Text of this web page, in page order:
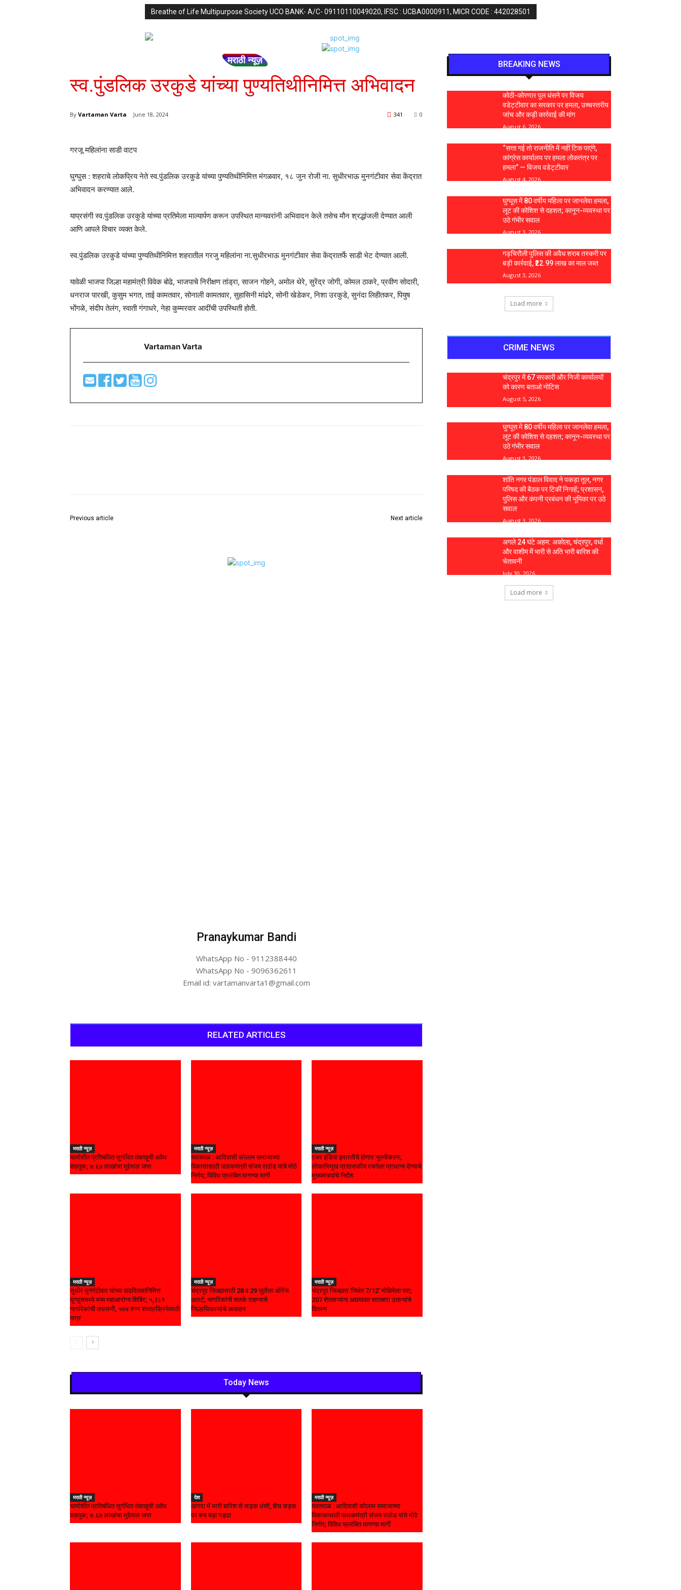
Breathe of Life Multipurpose Society UCO BANK- A/C- 09110110049020, IFSC : UCBA0000911, MICR CODE : 442028501
मराठी न्यूज़
स्व.पुंडलिक उरकुडे यांच्या पुण्यतिथीनिमित्त अभिवादन
By Vartaman Varta June 18, 2024 0
341
गरजू महिलांना साडी वाटप
घुग्घुस : शहराचे लोकप्रिय नेते स्व.पुंडलिक उरकुडे यांच्या पुण्यतिथीनिमित्त मंगळवार, १८ जुन रोजी ना. सुधीरभाऊ मुनगंटीवार सेवा केंद्रात
अभिवादन करण्यात आले.
याप्रसंगी स्व.पुंडलिक उरकुडे यांच्या प्रतिमेला माल्यार्पण करून उपस्थित मान्यवरांनी अभिवादन केले तसेच मौन श्रद्धांजली देण्यात आली
आणि आपले विचार व्यक्त केले.
स्व.पुंडलिक उरकुडे यांच्या पुण्यतिथीनिमित्त शहरातील गरजु महिलांना ना.सुधीरभाऊ मुनगंटीवार सेवा केंद्रातर्फे साडी भेट देण्यात आली.
यावेळी भाजपा जिल्हा महामंत्री विवेक बोढे, भाजपाचे निरीक्षण तांड्रा, साजन गोहने, अमोल थेरे, सुरेंद्र जोगी, कोमल ठाकरे, प्रवीण सोदारी,
धनराज पारखी, कुसुम भगत, ताई कामतवार, सोनाली कामतवार, सुहासिनी मांढरे, सोनी खेडेकर, निशा उरकुडे, सुनंदा लिहीतकर, पियुष
भोंगळे, संदीप तेलंग, स्वाती गंगाधरे, नेहा कुम्मरवार आदींची उपस्थिती होती.
Vartaman Varta
Previous article Next article
Pranaykumar Bandi
WhatsApp No - 9112388440
WhatsApp No - 9096362611
Email id: vartamanvarta1@gmail.com
RELATED ARTICLES
मराठी न्यूज़
चामोर्शीत प्रतिबंधित सुगंधित तंबाखूची अवैध
वाहतूक; ₹७.६७ लाखांचा मुद्देमाल जप्त
मराठी न्यूज़
यवतमाळ : आदिवासी कोलाम समाजाच्या
विकासासाठी पालकमंत्री संजय राठोड यांचे मोठे
निर्णय; विविध प्रलंबित मागण्या मार्गी
मराठी न्यूज़
एअर इंडिया इमारतीचे होणार नूतनीकरण;
लोकाभिमुख प्रशासकीय रचनेला प्राधान्य देण्याचे
मुख्यमंत्र्यांचे निर्देश
मराठी न्यूज़
सुधीर मुनगंटीवार यांच्या वाढदिवसानिमित्त
घुग्घुसमध्ये भव्य महाआरोग्य शिबिर; ५,२८१
नागरिकांची तपासणी, ५७४ रुग्ण शस्त्रक्रियेसाठी
पात्र
मराठी न्यूज़
चंद्रपूर जिल्ह्यासाठी 28 व 29 जुलैला ऑरेंज
अलर्ट; नागरिकांनी सतर्क राहण्याचे
जिल्हाधिकाऱ्यांचे आवाहन
मराठी न्यूज़
चंद्रपुर जिल्ह्यात ‘जिवंत 7/12’ मोहिमेला यश;
207 शेतकऱ्यांना अद्ययावत सातबारा उताऱ्यांचे
वितरण
Today News
मराठी न्यूज़
चामोर्शीत प्रतिबंधित सुगंधित तंबाखूची अवैध
वाहतूक; ₹७.६७ लाखांचा मुद्देमाल जप्त
देश
आगरा में भारी बारिश से सड़क धंसी, बीच सड़क
पर बना बड़ा गड्ढा
मराठी न्यूज़
यवतमाळ : आदिवासी कोलाम समाजाच्या
विकासासाठी पालकमंत्री संजय राठोड यांचे मोठे
निर्णय; विविध प्रलंबित मागण्या मार्गी
BREAKING NEWS
कोठी-कोरणार पुल धंसने पर विजय
वडेट्टीवार का सरकार पर हमला, उच्चस्तरीय
जांच और कड़ी कार्रवाई की मांग
August 6, 2026
“सत्ता गई तो राजनीति में नहीं टिक पाएंगे,
कांग्रेस कार्यालय पर हमला लोकतंत्र पर
हमला” — विजय वडेट्टीवार
August 4, 2026
घुग्घूस में 80 वर्षीय महिला पर जानलेवा हमला,
लूट की कोशिश से दहशत; कानून-व्यवस्था पर
उठे गंभीर सवाल
August 3, 2026
गड़चिरौली पुलिस की अवैध शराब तस्करी पर
बड़ी कार्रवाई, ₹22.99 लाख का माल जब्त
August 3, 2026
Load more
CRIME NEWS
चंद्रपुर में 67 सरकारी और निजी कार्यालयों
को कारण बताओ नोटिस
August 5, 2026
घुग्घूस में 80 वर्षीय महिला पर जानलेवा हमला,
लूट की कोशिश से दहशत; कानून-व्यवस्था पर
उठे गंभीर सवाल
August 3, 2026
शांति नगर पंडाल विवाद ने पकड़ा तूल, नगर
परिषद की बैठक पर टिकीं निगाहें; प्रशासन,
पुलिस और कंपनी प्रबंधन की भूमिका पर उठे
सवाल
August 3, 2026
अगले 24 घंटे अहम: अकोला, चंद्रपुर, वर्धा
और वाशीम में भारी से अति भारी बारिश की
चेतावनी
July 30, 2026
Load more